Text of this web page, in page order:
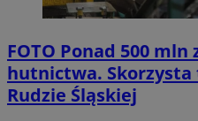
FOTO Ponad 500 mln
hutnictwa.
Rudzie Śląskiej